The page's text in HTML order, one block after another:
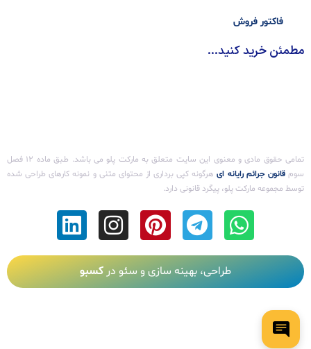
فاکتور فروش
مطمئن خرید کنید...
تمامی حقوق مادی و معنوی این سایت متعلق به مارکت پلو می باشد. طـبق ماده ۱۲ فصل
سوم ‌قانون جرائم رایانه ایهرگونه کپی برداری از محتوای متنی و نمونه کارهای طراحی شده
توسط مجموعه مارکت پلو، پیگرد قانونی دارد.
طراحی، بهینه سازی و سئو در کسبو